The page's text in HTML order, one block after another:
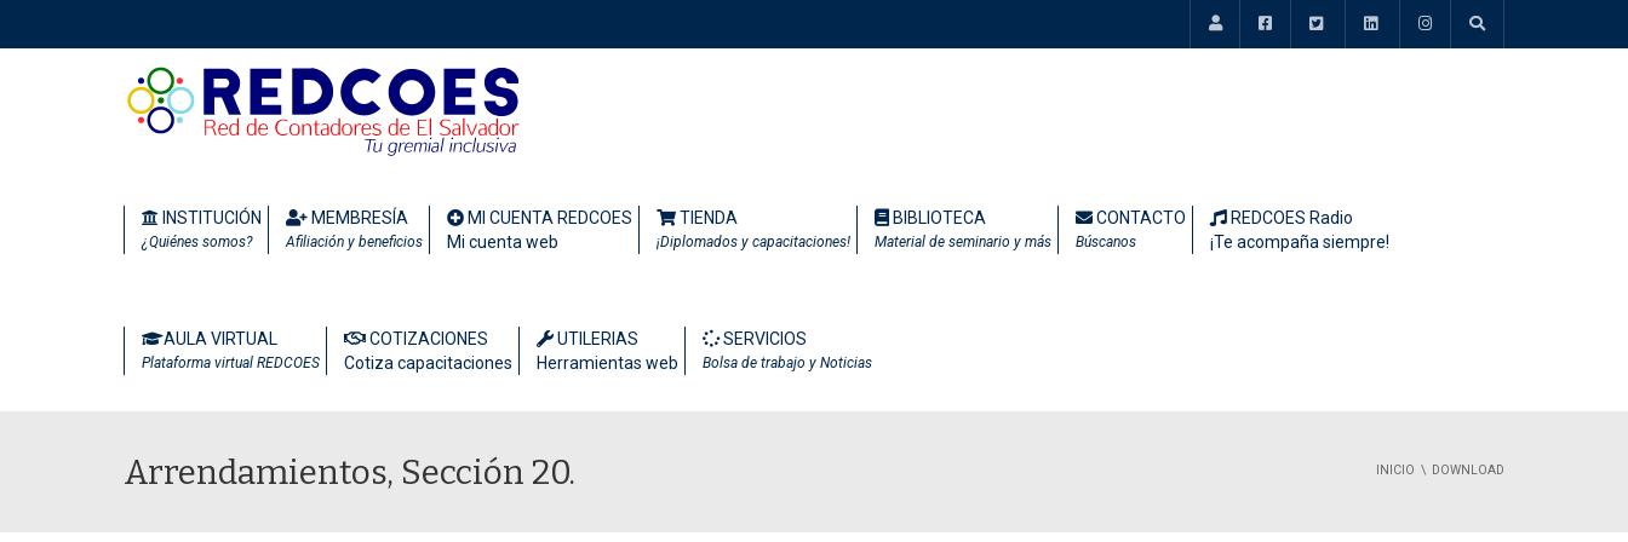
INSTITUCIÓN
¿Quiénes somos?
MEMBRESÍA
Afiliación y beneficios
MI CUENTA REDCOES
Mi cuenta web
TIENDA
¡Diplomados y capacitaciones!
BIBLIOTECA
Material de seminario y más
CONTACTO
Búscanos
REDCOES Radio
¡Te acompaña siempre!
AULA VIRTUAL
Plataforma virtual REDCOES
COTIZACIONES
Cotiza capacitaciones
UTILERIAS
Herramientas web
SERVICIOS
Bolsa de trabajo y Noticias
Arrendamientos, Sección 20. INICIO DOWNLOAD